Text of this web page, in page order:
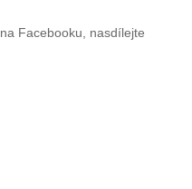
Facebooku, nasdílejte